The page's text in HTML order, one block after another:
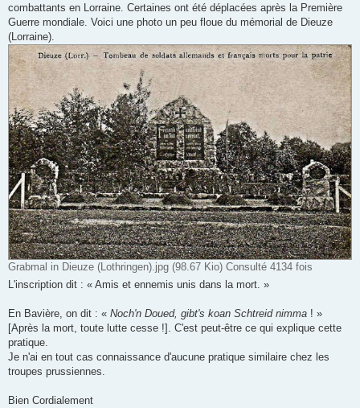
combattants en Lorraine. Certaines ont été déplacées après la Première
Guerre mondiale. Voici une photo un peu floue du mémorial de Dieuze
(Lorraine).
Grabmal in Dieuze (Lothringen).jpg (98.67 Kio) Consulté 4134 fois
L'inscription dit : « Amis et ennemis unis dans la mort. »
En Bavière, on dit : « Noch'n Doued, gibt's koan Schtreid nimma ! »
[Après la mort, toute lutte cesse !]. C'est peut-être ce qui explique cette
pratique.
Je n'ai en tout cas connaissance d'aucune pratique similaire chez les
troupes prussiennes.
Bien Cordialement